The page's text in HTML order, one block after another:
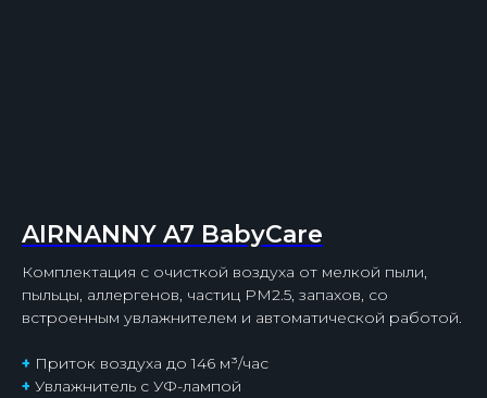
AIRNANNY A7 BabyCare
Комплектация с очисткой воздуха от мелкой пыли,
пыльцы, аллергенов, частиц PM2.5, запахов, со
встроенным увлажнителем и автоматической работой.
+ Приток воздуха до 146 м³/час
+ Увлажнитель с УФ-лампой